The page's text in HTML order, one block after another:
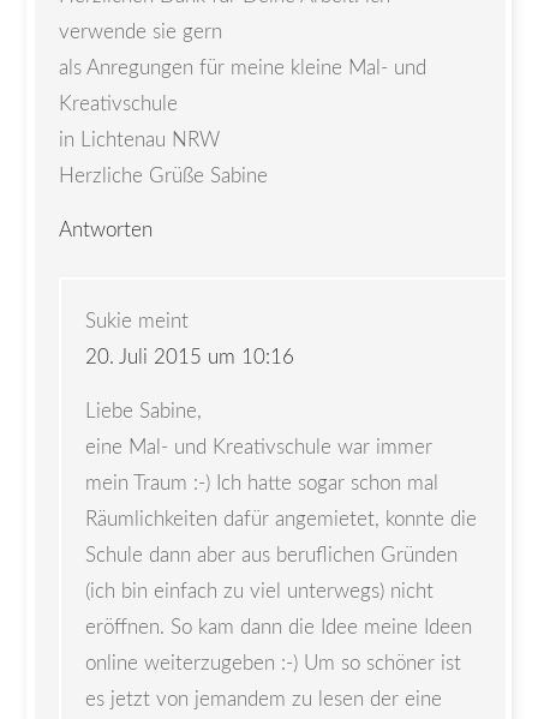
verwende sie gern
als Anregungen für meine kleine Mal- und
Kreativschule
in Lichtenau NRW
Herzliche Grüße Sabine
Antworten
Sukie meint
20. Juli 2015 um 10:16
Liebe Sabine,
eine Mal- und Kreativschule war immer
mein Traum :-) Ich hatte sogar schon mal
Räumlichkeiten dafür angemietet, konnte die
Schule dann aber aus beruflichen Gründen
(ich bin einfach zu viel unterwegs) nicht
eröffnen. So kam dann die Idee meine Ideen
online weiterzugeben :-) Um so schöner ist
es jetzt von jemandem zu lesen der eine